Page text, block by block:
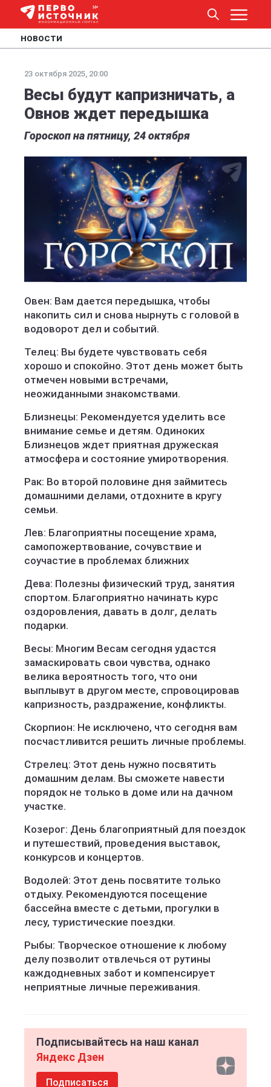
НОВОСТИ
23 октября 2025, 20:00
Весы будут капризничать, а
Овнов ждет передышка
Гороскоп на пятницу, 24 октября
Овен: Вам дается передышка, чтобы
накопить сил и снова нырнуть с головой в
водоворот дел и событий.
Телец: Вы будете чувствовать себя
хорошо и спокойно. Этот день может быть
отмечен новыми встречами,
неожиданными знакомствами.
Близнецы: Рекомендуется уделить все
внимание семье и детям. Одиноких
Близнецов ждет приятная дружеская
атмосфера и состояние умиротворения.
Рак: Во второй половине дня займитесь
домашними делами, отдохните в кругу
семьи.
Лев: Благоприятны посещение храма,
самопожертвование, сочувствие и
соучастие в проблемах ближних
Дева: Полезны физический труд, занятия
спортом. Благоприятно начинать курс
оздоровления, давать в долг, делать
подарки.
Весы: Многим Весам сегодня удастся
замаскировать свои чувства, однако
велика вероятность того, что они
выплывут в другом месте, спровоцировав
капризность, раздражение, конфликты.
Скорпион: Не исключено, что сегодня вам
посчастливится решить личные проблемы.
Стрелец: Этот день нужно посвятить
домашним делам. Вы сможете навести
порядок не только в доме или на дачном
участке.
Козерог: День благоприятный для поездок
и путешествий, проведения выставок,
конкурсов и концертов.
Водолей: Этот день посвятите только
отдыху. Рекомендуются посещение
бассейна вместе с детьми, прогулки в
лесу, туристические поездки.
Рыбы: Творческое отношение к любому
делу позволит отвлечься от рутины
каждодневных забот и компенсирует
неприятные личные переживания.
Подписывайтесь на наш канал
Яндекс Дзен
Подписаться